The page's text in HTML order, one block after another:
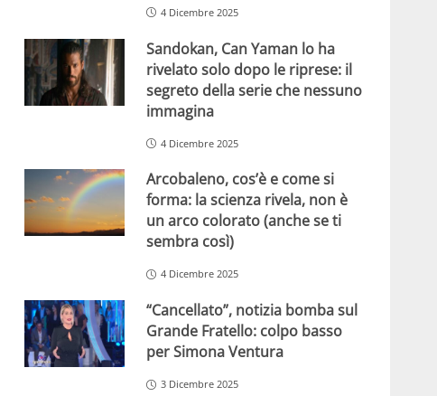
4 Dicembre 2025
Sandokan, Can Yaman lo ha
rivelato solo dopo le riprese: il
segreto della serie che nessuno
immagina
4 Dicembre 2025
Arcobaleno, cos’è e come si
forma: la scienza rivela, non è
un arco colorato (anche se ti
sembra così)
4 Dicembre 2025
“Cancellato”, notizia bomba sul
Grande Fratello: colpo basso
per Simona Ventura
3 Dicembre 2025